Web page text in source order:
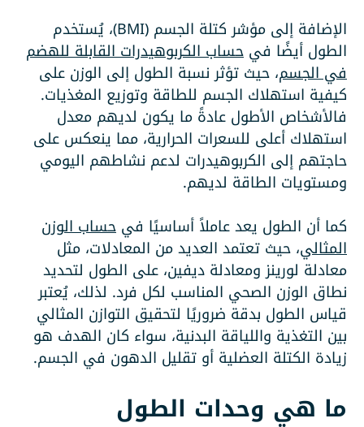
الإضافة إلى مؤشر كتلة الجسم (BMI)، يُستخدم
الطول أيضًا في حساب الكربوهيدرات القابلة للهضم
في الجسم، حيث تؤثر نسبة الطول إلى الوزن على
كيفية استهلاك الجسم للطاقة وتوزيع المغذيات.
فالأشخاص الأطول عادةً ما يكون لديهم معدل
استهلاك أعلى للسعرات الحرارية، مما ينعكس على
حاجتهم إلى الكربوهيدرات لدعم نشاطهم اليومي
ومستويات الطاقة لديهم.
كما أن الطول يعد عاملاً أساسيًا في حساب الوزن
المثالي، حيث تعتمد العديد من المعادلات، مثل
معادلة لورينز ومعادلة ديفين، على الطول لتحديد
نطاق الوزن الصحي المناسب لكل فرد. لذلك، يُعتبر
قياس الطول بدقة ضروريًا لتحقيق التوازن المثالي
بين التغذية واللياقة البدنية، سواء كان الهدف هو
زيادة الكتلة العضلية أو تقليل الدهون في الجسم.
ما هي وحدات الطول